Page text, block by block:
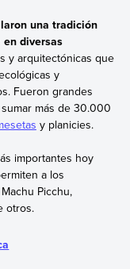
una tradición
diversas
y arquitectónicas que
y
Fueron grandes
más de 30.000
y planicies.
importantes hoy
a los
Picchu,
otros.